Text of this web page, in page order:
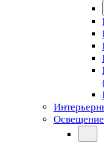
Освещение